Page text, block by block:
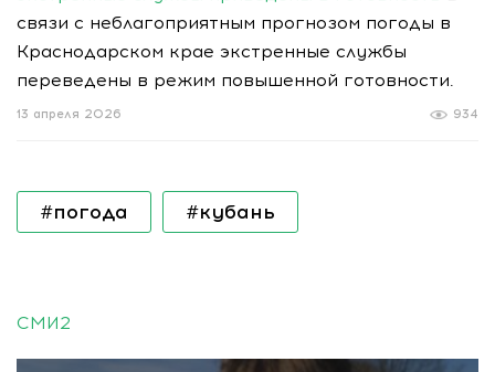
связи с неблагоприятным прогнозом погоды в
Краснодарском крае экстренные службы
переведены в режим повышенной готовности.
934
13 апреля 2026
#погода #кубань
СМИ2